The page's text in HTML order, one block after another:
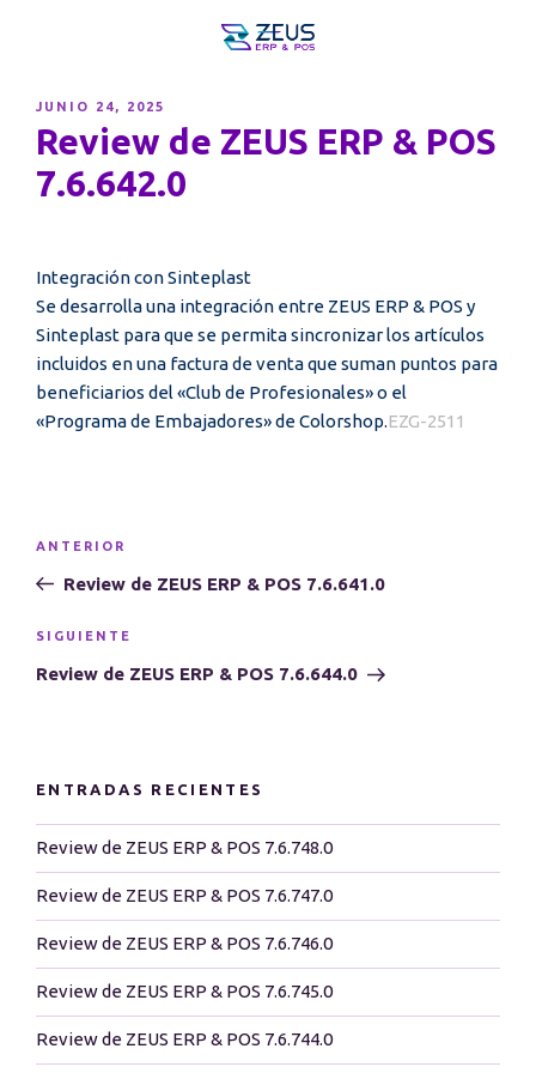
PUBLICADO
EL
JUNIO 24, 2025
Review de ZEUS ERP & POS
7.6.642.0
Integración con Sinteplast
Se desarrolla una integración entre ZEUS ERP & POS y
Sinteplast para que se permita sincronizar los artículos
incluidos en una factura de venta que suman puntos para
beneficiarios del «Club de Profesionales» o el
«Programa de Embajadores» de Colorshop.EZG-2511
entradas
Entrada
anterior:
ANTERIOR
Review de ZEUS ERP & POS 7.6.641.0
Siguiente
entrada
SIGUIENTE
Review de ZEUS ERP & POS 7.6.644.0
ENTRADAS RECIENTES
Review de ZEUS ERP & POS 7.6.748.0
Review de ZEUS ERP & POS 7.6.747.0
Review de ZEUS ERP & POS 7.6.746.0
Review de ZEUS ERP & POS 7.6.745.0
Review de ZEUS ERP & POS 7.6.744.0